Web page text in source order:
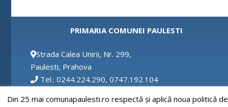
PRIMARIA COMUNEI PAULESTI
Strada Calea Unirii, Nr. 299,
Paulesti, Prahova
Tel.: 0244.224.290, 0747.192.104
Email: secretar@comunapaulesti.ro
Din 25 mai comunapaulesti.ro respectă și aplică noua politică